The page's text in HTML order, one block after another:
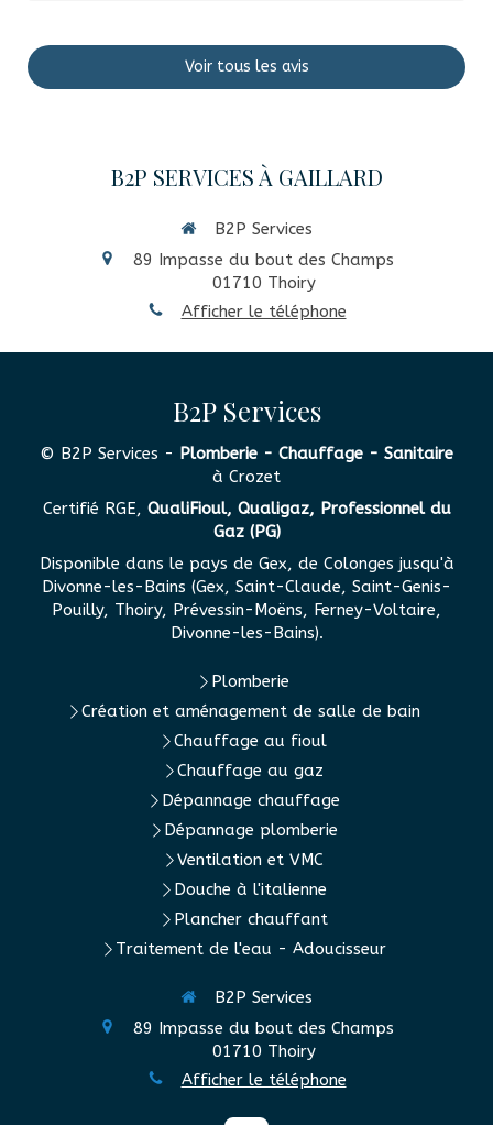
Voir tous les avis
B2P SERVICES À GAILLARD
B2P Services
89 Impasse du bout des Champs
01710 Thoiry
Afficher le téléphone
B2P Services
© B2P Services - Plomberie - Chauffage - Sanitaire
à Crozet
Certifié RGE, QualiFioul, Qualigaz, Professionnel du
Gaz (PG)
Disponible dans le pays de Gex, de Colonges jusqu'à
Divonne-les-Bains (Gex, Saint-Claude, Saint-Genis-
Pouilly, Thoiry, Prévessin-Moëns, Ferney-Voltaire,
Divonne-les-Bains).
Plomberie
Création et aménagement de salle de bain
Chauffage au fioul
Chauffage au gaz
Dépannage chauffage
Dépannage plomberie
Ventilation et VMC
Douche à l'italienne
Plancher chauffant
Traitement de l'eau - Adoucisseur
B2P Services
89 Impasse du bout des Champs
01710 Thoiry
Afficher le téléphone